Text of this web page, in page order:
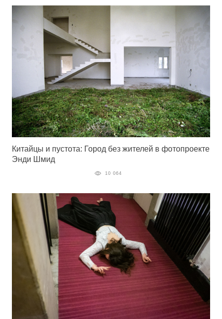
Китайцы и пустота: Город без жителей в фотопроекте
Энди Шмид
10 064